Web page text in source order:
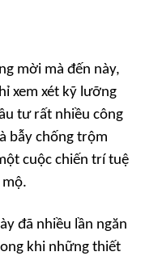
mời mà đến này,
xem xét kỹ lưỡng
tư rất nhiều công
bẫy chống trộm
cuộc chiến trí tuệ
đã nhiều lần ngăn
khi những thiết